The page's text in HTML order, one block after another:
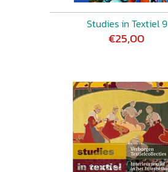
Studies in Textiel 9
€25,00